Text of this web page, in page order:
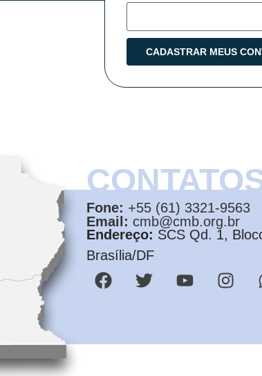
Fone: +55 (61) 3321-9563
Email: cmb@cmb.org.br
Endereço: SCS Qd. 1,
Brasília/DF